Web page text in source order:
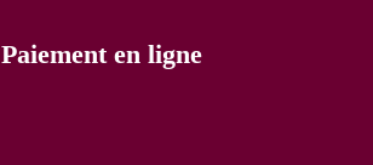
Paiement en ligne